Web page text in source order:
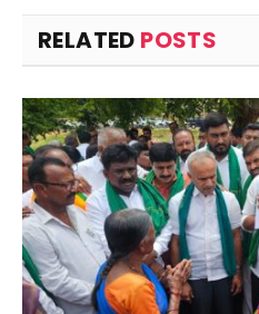
RELATED POSTS